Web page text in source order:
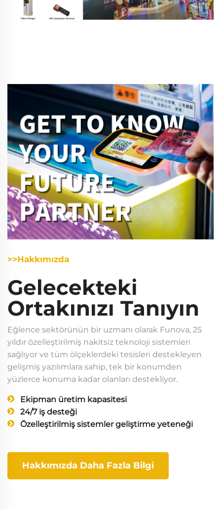
>>Hakkımızda
Gelecekteki
Ortakınızı Tanıyın
Eğlence sektörünün bir uzmanı olarak Funova, 25
yıldır özelleştirilmiş nakitsiz teknoloji sistemleri
sağlıyor ve tüm ölçeklerdeki tesisleri destekleyen
gelişmiş yazılımlara sahip, tek bir konumden
yüzlerce konuma kadar olanları destekliyor.
Ekipman üretim kapasitesi
24/7 iş desteği
Özelleştirilmiş sistemler geliştirme yeteneği
Hakkımızda Daha Fazla Bilgi